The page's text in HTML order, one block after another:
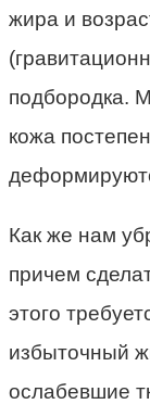
жира и
подбородка.
кожа
Как же нам
причем
этого
избыточный
ослабевшие